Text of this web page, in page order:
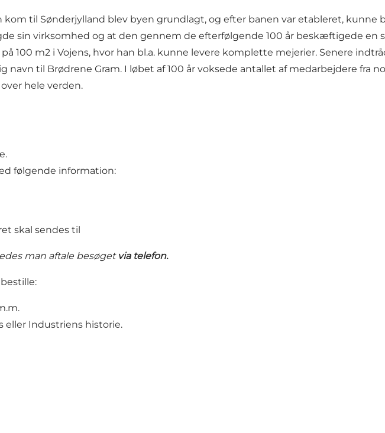
til Sønderjylland blev byen grundlagt, og efter banen var etableret, kunne
sin virksomhed og at den gennem de efterfølgende 100 år beskæftigede en
100 m2 i Vojens, hvor han bl.a. kunne levere komplette mejerier. Senere
til Brødrene Gram. I løbet af 100 år voksede antallet af medarbejdere fra
hele verden.
følgende information:
skal sendes til
man aftale besøgetvia telefon.
eller Industriens historie.